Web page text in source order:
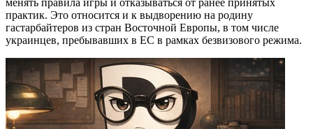
практик. Это относится и к выдворению на родину
гастарбайтеров из стран Восточной Европы, в том числе
украинцев, пребывавших в ЕС в рамках безвизового режима.